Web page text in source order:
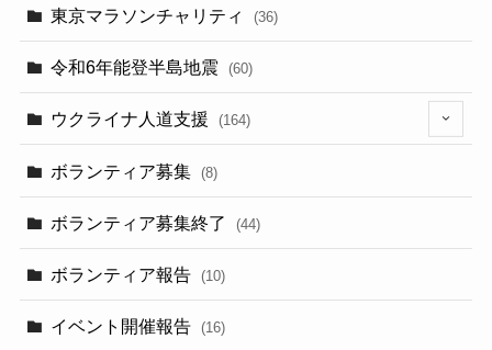
東京マラソンチャリティ (36)
令和6年能登半島地震 (60)
ウクライナ人道支援 (164)
ボランティア募集 (8)
ボランティア募集終了 (44)
ボランティア報告 (10)
イベント開催報告 (16)